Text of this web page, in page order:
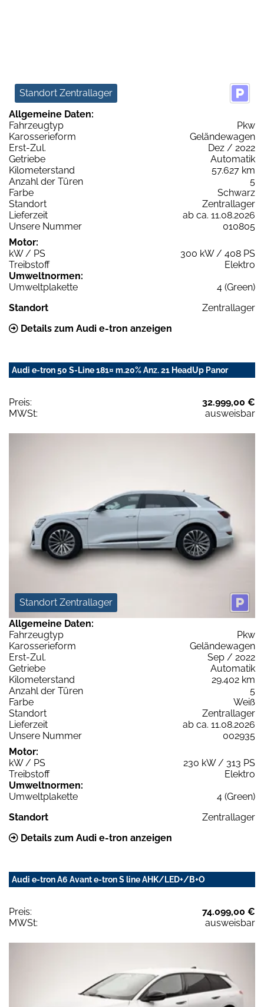
Standort Zentrallager
Allgemeine Daten:
Fahrzeugtyp
Pkw
Karosserieform
Geländewagen
Erst-Zul.
Dez / 2022
Getriebe
Automatik
Kilometerstand
57.627 km
Anzahl der Türen
5
Farbe
Schwarz
Standort
Zentrallager
Lieferzeit
ab ca. 11.08.2026
Unsere Nummer
010805
Motor:
kW / PS
300 kW / 408 PS
Treibstoff
Elektro
Umweltnormen:
Umweltplakette
4 (Green)
Standort
Zentrallager
Details zum Audi e-tron anzeigen
Audi e-tron 50 S-Line 181¤ m.20% Anz. 21 HeadUp Panor
Preis:
32.999,00 €
MWSt:
ausweisbar
Standort Zentrallager
Allgemeine Daten:
Fahrzeugtyp
Pkw
Karosserieform
Geländewagen
Erst-Zul.
Sep / 2022
Getriebe
Automatik
Kilometerstand
29.402 km
Anzahl der Türen
5
Farbe
Weiß
Standort
Zentrallager
Lieferzeit
ab ca. 11.08.2026
Unsere Nummer
002935
Motor:
kW / PS
230 kW / 313 PS
Treibstoff
Elektro
Umweltnormen:
Umweltplakette
4 (Green)
Standort
Zentrallager
Details zum Audi e-tron anzeigen
Audi e-tron A6 Avant e-tron S line AHK/LED+/B+O
Preis:
74.099,00 €
MWSt:
ausweisbar